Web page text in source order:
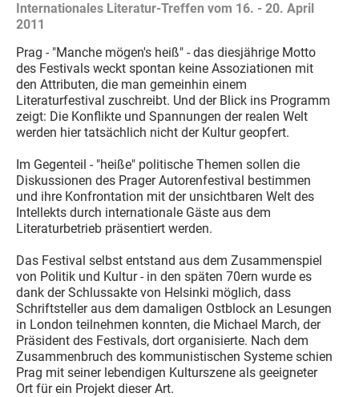
Internationales Literatur-Treffen vom 16. - 20. April
2011
Prag - "Manche mögen's heiß" - das diesjährige Motto
des Festivals weckt spontan keine Assoziationen mit
den Attributen, die man gemeinhin einem
Literaturfestival zuschreibt. Und der Blick ins Programm
zeigt: Die Konflikte und Spannungen der realen Welt
werden hier tatsächlich nicht der Kultur geopfert.
Im Gegenteil - "heiße" politische Themen sollen die
Diskussionen des Prager Autorenfestival bestimmen
und ihre Konfrontation mit der unsichtbaren Welt des
Intellekts durch internationale Gäste aus dem
Literaturbetrieb präsentiert werden.
Das Festival selbst entstand aus dem Zusammenspiel
von Politik und Kultur - in den späten 70ern wurde es
dank der Schlussakte von Helsinki möglich, dass
Schriftsteller aus dem damaligen Ostblock an Lesungen
in London teilnehmen konnten, die Michael March, der
Präsident des Festivals, dort organisierte. Nach dem
Zusammenbruch des kommunistischen Systeme schien
Prag mit seiner lebendigen Kulturszene als geeigneter
Ort für ein Projekt dieser Art.